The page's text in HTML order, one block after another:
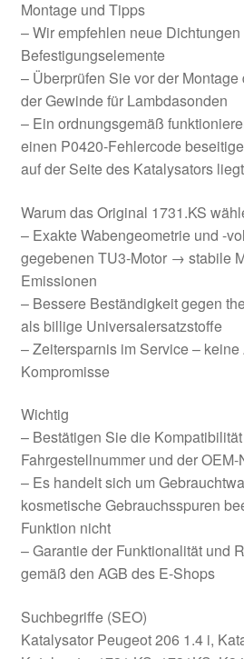
Montage und Tipps
– Wir empfehlen neue Dichtungen
Befestigungselemente
– Überprüfen Sie vor der
der Gewinde für Lambdasonden
– Ein ordnungsgemäß
einen P0420-Fehlercode
auf der Seite des Katalysators liegt
Warum das Original 1731.KS
– Exakte Wabengeometrie und -
gegebenen TU3-Motor → stabile
Emissionen
– Bessere Beständigkeit gegen
als billige Universalersatzstoffe
– Zeitersparnis im Service –
Kompromisse
Wichtig
– Bestätigen Sie die
Fahrgestellnummer und der
– Es handelt sich um
kosmetische Gebrauchsspuren
Funktion nicht
– Garantie der Funktionalität und
gemäß den AGB des E-Shops
Suchbegriffe (SEO)
Katalysator Peugeot 206 1.4 i,